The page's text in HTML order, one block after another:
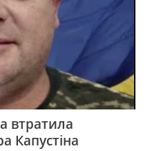
втратила
Капустіна